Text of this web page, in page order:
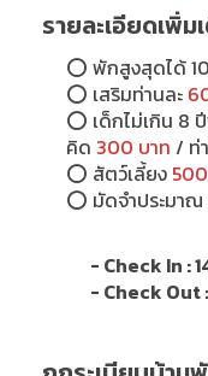
รายละเอียดเพิ่ม
⭕ พักสูงสุดได้
⭕ เสริมท่านละ
⭕ เด็กไม่เกิน 8
คิด 300 บาท / ท่
⭕ สัตว์เลี้ยง
⭕ มัดจำประมา
- Check In :
- Check Out :